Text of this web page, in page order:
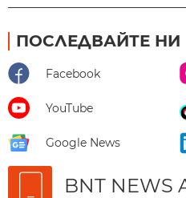
ПОСЛЕДВАЙТЕ НИ
Facebook
YouTube
Google News
BNT NEWS